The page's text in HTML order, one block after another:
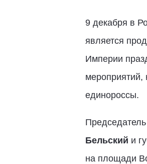
9 декабря в
является
Империи
мероприятий,
единороссы.
Бельский и
на площади